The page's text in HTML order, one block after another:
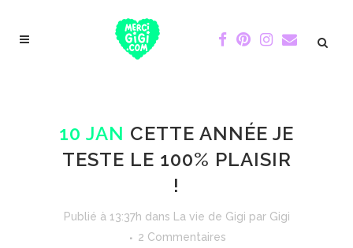
10 JAN CETTE ANNÉE JE
TESTE LE 100% PLAISIR
!
Publié à 13:37h dans La vie de Gigi par Gigi
2 Commentaires